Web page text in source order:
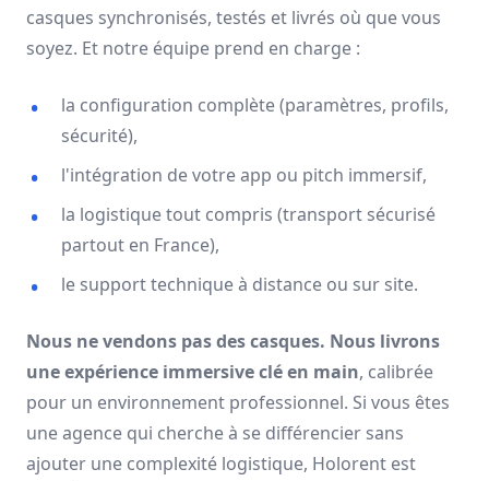
casques synchronisés, testés et livrés où que vous
soyez. Et notre équipe prend en charge :
la configuration complète (paramètres, profils,
sécurité),
l'intégration de votre app ou pitch immersif,
la logistique tout compris (transport sécurisé
partout en France),
le support technique à distance ou sur site.
Nous ne vendons pas des casques. Nous livrons
une expérience immersive clé en main, calibrée
pour un environnement professionnel. Si vous êtes
une agence qui cherche à se différencier sans
ajouter une complexité logistique, Holorent est